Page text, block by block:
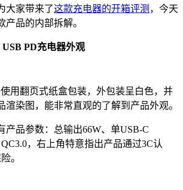
大家带来了这款充电器的开箱评测 ，今天
产品的内部拆解。
PD充电器外观
用翻页式纸盒包装，外包装呈白色，并
渲染图，能非常直观的了解到产品外观。
产品参数：总输出66W、单USB-C
，右上角特意指出产品通过3C认
。